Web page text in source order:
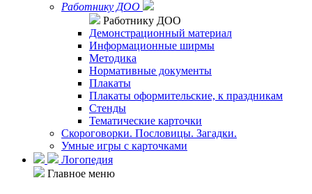
Работнику ДОО
Работнику ДОО
Демонстрационный материал
Информационные ширмы
Методика
Нормативные документы
Плакаты
Плакаты оформительские, к праздникам
Стенды
Тематические карточки
Скороговорки. Пословицы. Загадки.
Умные игры с карточками
Логопедия
Главное меню